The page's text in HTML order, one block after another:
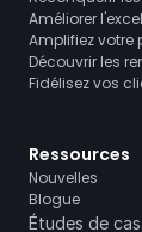
Améliorer
Amplifiez votre
Découvrir les
Fidélisez vos
Ressources
Nouvelles
Blogue
Études de cas